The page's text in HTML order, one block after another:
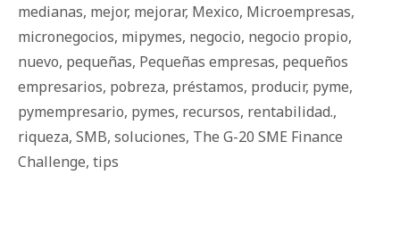
medianas, mejor, mejorar, Mexico, Microempresas,
micronegocios, mipymes, negocio, negocio propio,
nuevo, pequeñas, Pequeñas empresas, pequeños
empresarios, pobreza, préstamos, producir, pyme,
pymempresario, pymes, recursos, rentabilidad.,
riqueza, SMB, soluciones, The G-20 SME Finance
Challenge, tips